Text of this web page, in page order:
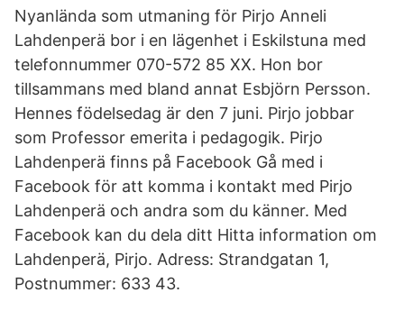
Nyanlända som utmaning för Pirjo Anneli
Lahdenperä bor i en lägenhet i Eskilstuna med
telefonnummer 070-572 85 XX. Hon bor
tillsammans med bland annat Esbjörn Persson.
Hennes födelsedag är den 7 juni. Pirjo jobbar
som Professor emerita i pedagogik. Pirjo
Lahdenperä finns på Facebook Gå med i
Facebook för att komma i kontakt med Pirjo
Lahdenperä och andra som du känner. Med
Facebook kan du dela ditt Hitta information om
Lahdenperä, Pirjo. Adress: Strandgatan 1,
Postnummer: 633 43.